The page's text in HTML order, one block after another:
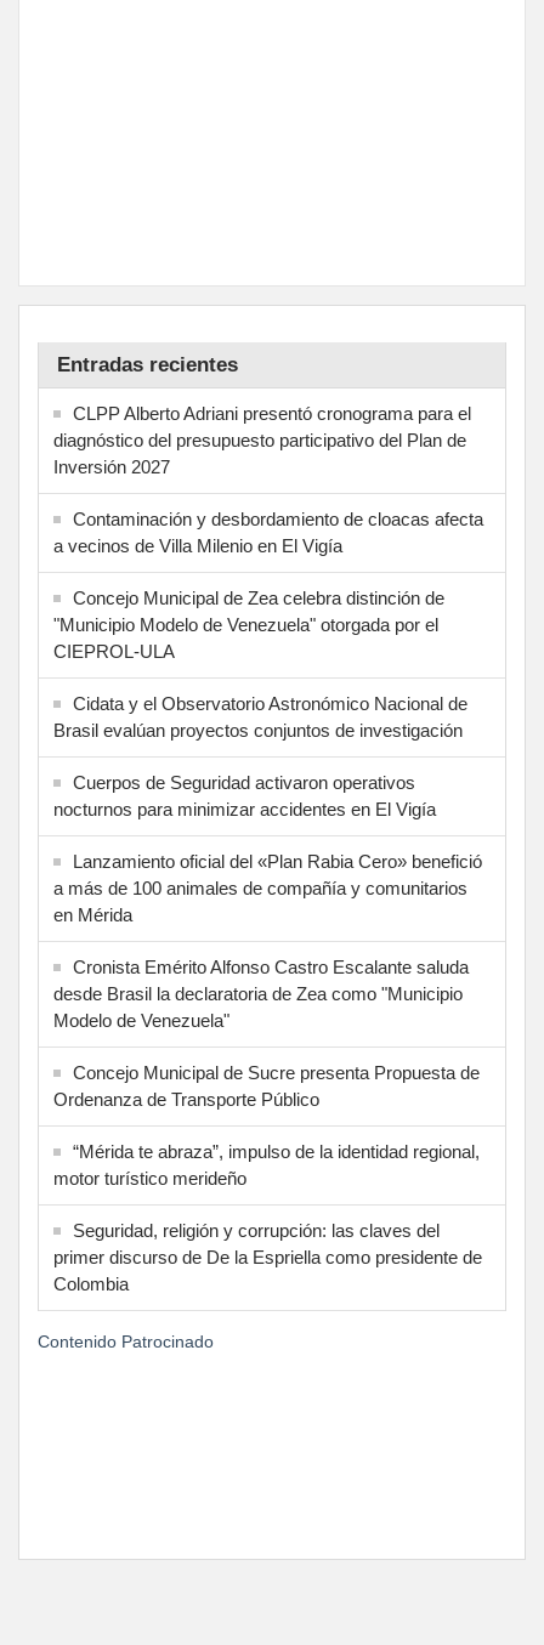
Entradas recientes
CLPP Alberto Adriani presentó cronograma para el
diagnóstico del presupuesto participativo del Plan de
Inversión 2027
Contaminación y desbordamiento de cloacas afecta
a vecinos de Villa Milenio en El Vigía
Concejo Municipal de Zea celebra distinción de
"Municipio Modelo de Venezuela" otorgada por el
CIEPROL-ULA
Cidata y el Observatorio Astronómico Nacional de
Brasil evalúan proyectos conjuntos de investigación
Cuerpos de Seguridad activaron operativos
nocturnos para minimizar accidentes en El Vigía
Lanzamiento oficial del «Plan Rabia Cero» benefició
a más de 100 animales de compañía y comunitarios
en Mérida
Cronista Emérito Alfonso Castro Escalante saluda
desde Brasil la declaratoria de Zea como "Municipio
Modelo de Venezuela"
Concejo Municipal de Sucre presenta Propuesta de
Ordenanza de Transporte Público
“Mérida te abraza”, impulso de la identidad regional,
motor turístico merideño
Seguridad, religión y corrupción: las claves del
primer discurso de De la Espriella como presidente de
Colombia
Contenido Patrocinado